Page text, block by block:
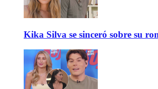
Kika Silva se sinceró sobre su